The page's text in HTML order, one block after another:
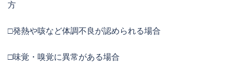
方
□発熱や咳など体調不良が認められる場合
□味覚・嗅覚に異常がある場合